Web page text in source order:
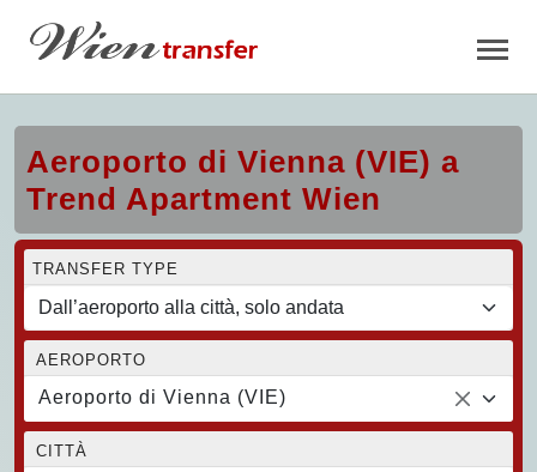
Aeroporto di Vienna (VIE) a
Trend Apartment Wien
TRANSFER TYPE
AEROPORTO
Aeroporto di Vienna (VIE)
CITTÀ